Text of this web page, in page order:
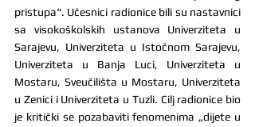
pristupa“. Učesnici radionice bili su nastavnici
sa visokoškolskih ustanova Univerziteta u
Sarajevu, Univerziteta u Istočnom Sarajevu,
Univerziteta u Banja Luci, Univerziteta u
Mostaru, Sveučilišta u Mostaru, Univerziteta
u Zenici i Univerziteta u Tuzli. Cilj radionice bio
je kritički se pozabaviti fenomenima „dijete u